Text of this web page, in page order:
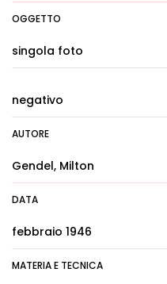
OGGETTO
singola foto
negativo
AUTORE
Gendel, Milton
DATA
febbraio 1946
MATERIA E TECNICA